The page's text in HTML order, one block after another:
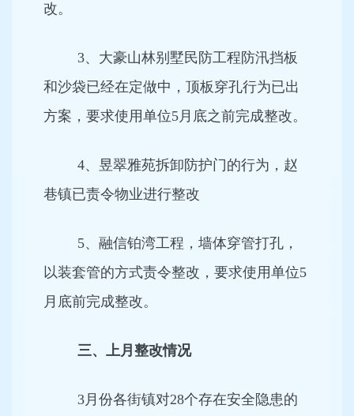
改。
3、大豪山林别墅民防工程防汛挡板
和沙袋已经在定做中，顶板穿孔行为已出
方案，要求使用单位5月底之前完成整改。
4、昱翠雅苑拆卸防护门的行为，赵
巷镇已责令物业进行整改
5、融信铂湾工程，墙体穿管打孔，
以装套管的方式责令整改，要求使用单位5
月底前完成整改。
三、上月整改情况
3月份各街镇对28个存在安全隐患的